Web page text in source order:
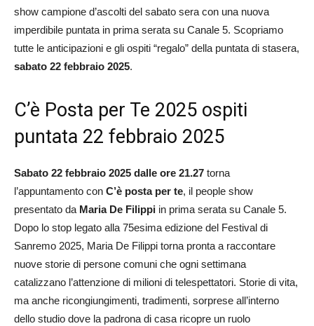
show campione d’ascolti del sabato sera con una nuova
imperdibile puntata in prima serata su Canale 5. Scopriamo
tutte le anticipazioni e gli ospiti “regalo” della puntata di stasera,
sabato 22 febbraio 2025.
C’è Posta per Te 2025 ospiti
puntata 22 febbraio 2025
Sabato 22 febbraio 2025 dalle ore 21.27 torna
l’appuntamento con C’è posta per te, il people show
presentato da Maria De Filippi in prima serata su Canale 5.
Dopo lo stop legato alla 75esima edizione del Festival di
Sanremo 2025, Maria De Filippi torna pronta a raccontare
nuove storie di persone comuni che ogni settimana
catalizzano l’attenzione di milioni di telespettatori. Storie di vita,
ma anche ricongiungimenti, tradimenti, sorprese all’interno
dello studio dove la padrona di casa ricopre un ruolo